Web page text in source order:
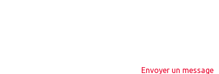
Envoyer un message